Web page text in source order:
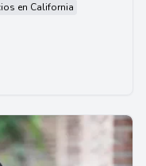
en California